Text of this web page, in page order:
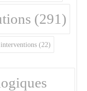
(291)
interventions (22)